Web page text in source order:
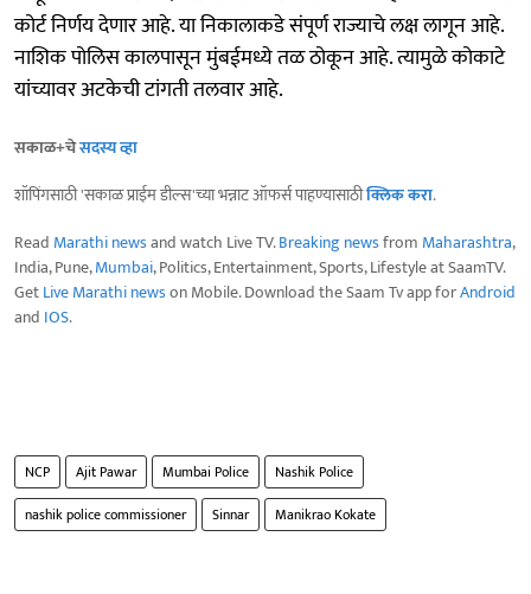
कोर्ट निर्णय देणार आहे. या निकालाकडे संपूर्ण राज्याचे लक्ष लागून आहे.
नाशिक पोलिस कालपासून मुंबईमध्ये तळ ठोकून आहे. त्यामुळे कोकाटे
यांच्यावर अटकेची टांगती तलवार आहे.
सकाळ+चेसदस्य व्हा
शॉपिंगसाठी 'सकाळ प्राईम डील्स'च्या भन्नाट ऑफर्स पाहण्यासाठीक्लिक करा.
Read Marathi newsand watch Live TV.Breaking newsfrom Maharashtra,
India, Pune,Mumbai, Politics, Entertainment, Sports, Lifestyle at SaamTV.
GetLive Marathi newson Mobile. Download the Saam Tv app forAndroid
and IOS.
NCP Ajit Pawar Mumbai Police
Nashik Police
nashik police commissioner
Sinnar Manikrao Kokate